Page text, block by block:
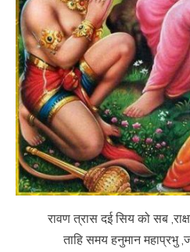
रावण त्रास दई सिय को सब
ताहि समय हनुमान महाप्रभु